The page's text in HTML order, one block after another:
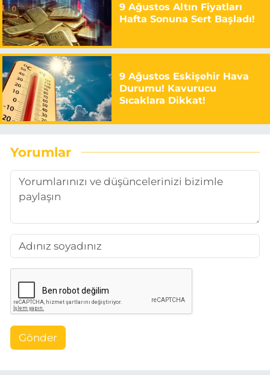
9 Ağustos Altın Fiyatları
Hafta Sonuna Sert Başladı!
9 Ağustos Eskişehir Hava
Durumu! Kavurucu
Sıcaklara Dikkat!
Yorumlar
Gönder